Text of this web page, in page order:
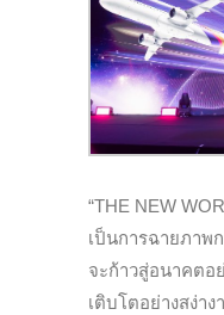
“THE NEW
เป็นการฉายภาพ
จะก้าวสู่อนาคตอ
เติบโตอย่างสง่า